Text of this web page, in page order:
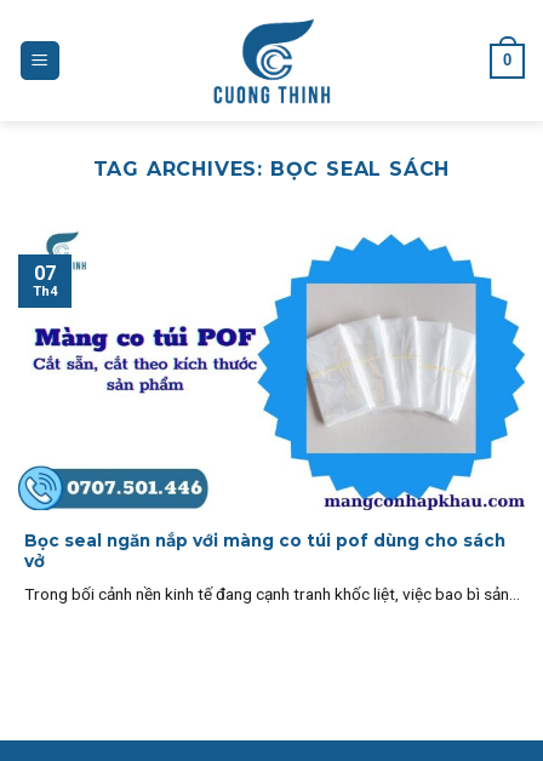
content
0
TAG ARCHIVES: BỌC SEAL SÁCH
Bọc seal ngăn nắp với màng co túi pof dùng cho sách
vở
Trong bối cảnh nền kinh tế đang cạnh tranh khốc liệt, việc bao bì sản...
07
Th4